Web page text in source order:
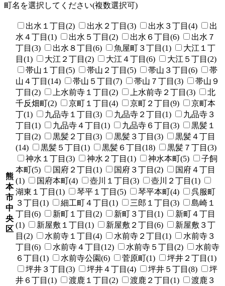
町名を選択してください(複数選択可)
熊
本
市
中
央
区
出水１丁目(2) 出水２丁目(3) 出水３丁目(4)
出
水４丁目(1)
出水５丁目(2) 出水６丁目(6)
出水７
丁目(3)
出水８丁目(6) 魚屋町３丁目(1)
大江１丁
目(1)
大江２丁目(2) 大江４丁目(6)
大江５丁目(2)
帯山１丁目(5)
帯山２丁目(5) 帯山３丁目(6)
帯
山４丁目(14)
帯山５丁目(7) 帯山７丁目(3)
帯山９
丁目(2)
上水前寺１丁目(2) 上水前寺２丁目(3)
北
千反畑町(2)
京町１丁目(4) 京町２丁目(9)
京町本
丁(1)
九品寺１丁目(3) 九品寺２丁目(1)
九品寺３
丁目(1)
九品寺４丁目(1) 九品寺６丁目(3)
黒髪１
丁目(2)
黒髪２丁目(3) 黒髪３丁目(3)
黒髪４丁目
(14)
黒髪５丁目(1) 黒髪６丁目(18)
黒髪７丁目(3)
神水１丁目(3)
神水２丁目(1) 神水本町(5)
子飼
本町(5)
国府２丁目(1) 国府３丁目(2)
国府４丁目
(1)
国府本町(4) 壺川１丁目(3)
壺川２丁目(1)
湖東１丁目(1)
琴平１丁目(5) 琴平本町(4)
呉服町
３丁目(1)
細工町４丁目(1) 三郎１丁目(3)
島崎１
丁目(6)
新町１丁目(2) 新町３丁目(1)
新町４丁目
(1)
新屋敷１丁目(1) 新屋敷２丁目(6)
新屋敷３丁
目(2)
水前寺１丁目(4) 水前寺２丁目(1)
水前寺３
丁目(6)
水前寺４丁目(12) 水前寺５丁目(2)
水前寺
６丁目(1)
水前寺公園(6) 菅原町(1)
坪井２丁目(1)
坪井３丁目(3)
坪井４丁目(4) 坪井５丁目(8)
坪
井６丁目(1)
渡鹿１丁目(2) 渡鹿２丁目(1)
渡鹿３